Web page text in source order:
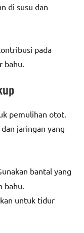
di susu dan
pada
bahu.
pemulihan otot.
jaringan yang
bantal yang
untuk tidur